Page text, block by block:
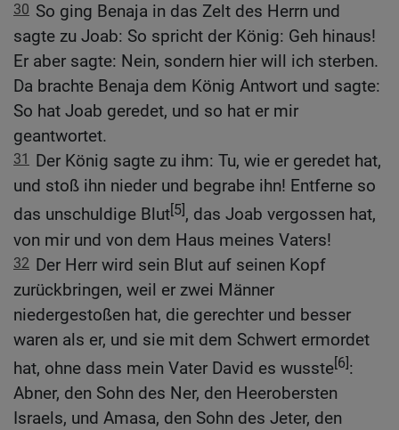
30 So ging Benaja in das Zelt des Herrn und
sagte zu Joab: So spricht der König: Geh hinaus!
Er aber sagte: Nein, sondern hier will ich sterben.
Da brachte Benaja dem König Antwort und sagte:
So hat Joab geredet, und so hat er mir
geantwortet.
31
Der König sagte zu ihm: Tu, wie er geredet hat,
und stoß ihn nieder und begrabe ihn! Entferne so
das unschuldige Blut[5], das Joab vergossen hat,
von mir und von dem Haus meines Vaters!
32 Der Herr wird sein Blut auf seinen Kopf
zurückbringen, weil er zwei Männer
niedergestoßen hat, die gerechter und besser
waren als er, und sie mit dem Schwert ermordet
hat, ohne dass mein Vater David es wusste[6]:
Abner, den Sohn des Ner, den Heerobersten
Israels, und Amasa, den Sohn des Jeter, den